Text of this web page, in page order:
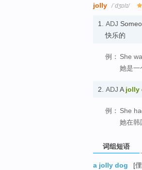
jolly /ˈdʒɒlɪ/
1. ADJ
快乐的
例： She
她是一
2. ADJ A jolly
例： She
她在韩
词组短语
a jolly dog
[